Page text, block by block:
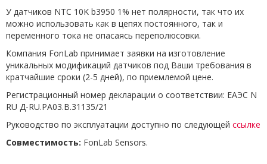
У датчиков NTC 10K b3950 1% нет полярности, так что их
можно использовать как в цепях постоянного, так и
переменного тока не опасаясь переполюсовки.
Компания FonLab принимает заявки на изготовление
уникальных модификаций датчиков под Ваши требования в
кратчайшие сроки (2-5 дней), по приемлемой цене.
Регистрационный номер декларации о соответствии: ЕАЭС N
RU Д-RU.РА03.В.31135/21
Руководство по эксплуатации доступно по следующей ссылке
Совместимость: FonLab Sensors.